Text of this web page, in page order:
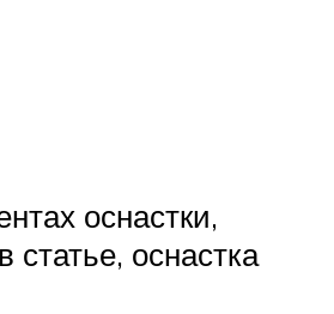
оснастки,
оснастка